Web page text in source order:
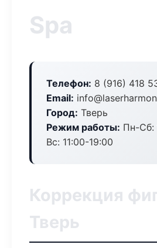
Spa
Телефон: 8 (916) 418
Email:
Город: Тверь
Режим работы: Пн-Сб:
Вс: 11:00-19:00
Коррекция
Тверь